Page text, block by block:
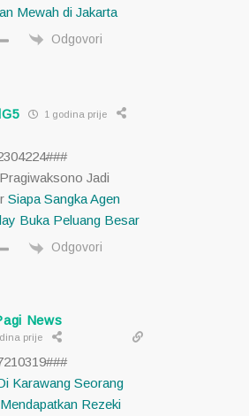
Mewah di Jakarta
Odgovori
1 godina prije
Jadi
Siapa Sangka Agen
Buka Peluang Besar
Odgovori
News
prije
Karawang Seorang
Rezeki